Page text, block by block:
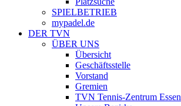
SPIELBETRIEB
mypadel.de
DER TVN
ÜBER UNS
Übersicht
Geschäftsstelle
Vorstand
Gremien
TVN Tennis-Zentrum Essen